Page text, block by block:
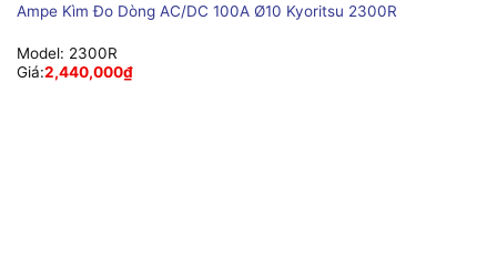
Ampe Kìm Đo Dòng AC/DC 100A Ø10 Kyoritsu 2300R
Model: 2300R
Giá:2,440,000₫